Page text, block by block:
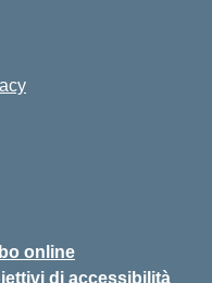
online
di accessibilità